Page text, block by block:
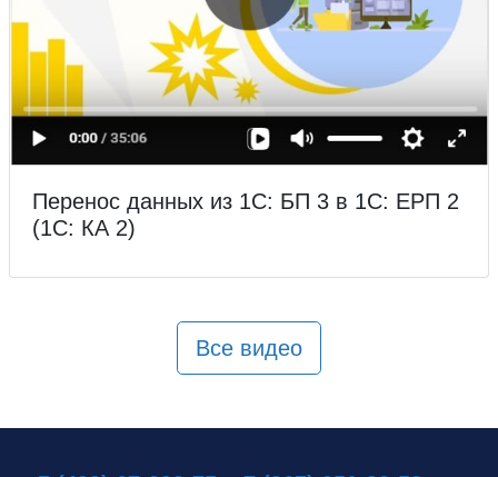
Перенос данных из 1С: БП 3 в 1С: ЕРП 2
(1С: КА 2)
Все видео